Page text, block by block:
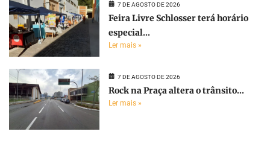
7 DE AGOSTO DE 2026
Feira Livre Schlosser terá horário
especial...
Ler mais »
7 DE AGOSTO DE 2026
Rock na Praça altera o trânsito...
Ler mais »